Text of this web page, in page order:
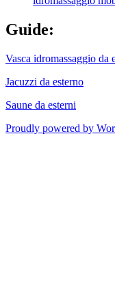
Guide:
Vasca idromassaggio da
Jacuzzi da esterno
Saune da esterni
Proudly powered by